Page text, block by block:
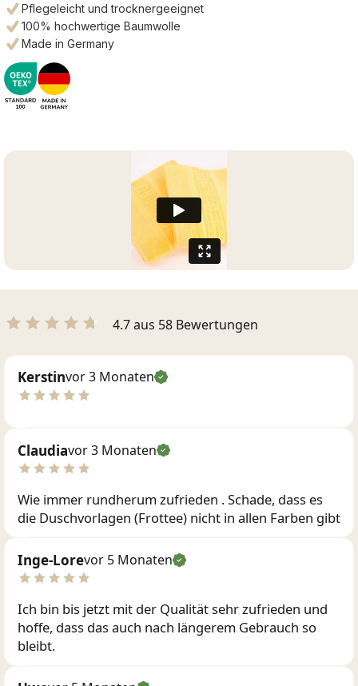
Pflegeleicht und trocknergeeignet
100% hochwertige Baumwolle
Made in Germany
4.7 aus 58 Bewertungen
Kerstinvor 3 Monaten
Claudiavor 3 Monaten
Wie immer rundherum zufrieden . Schade, dass es
die Duschvorlagen (Frottee) nicht in allen Farben gibt
Inge-Lorevor 5 Monaten
Ich bin bis jetzt mit der Qualität sehr zufrieden und
hoffe, dass das auch nach längerem Gebrauch so
bleibt.